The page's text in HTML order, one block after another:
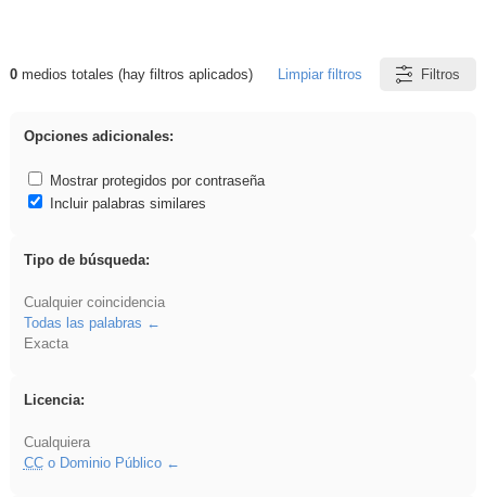
Resultados de: flecha
0medios totales (hay filtros aplicados) Limpiar filtros Filtros
Opciones adicionales:
Mostrar protegidos por contraseña
Incluir palabras similares
Tipo de búsqueda:
Cualquier coincidencia
Todas las palabras
Exacta
Licencia:
Cualquiera
CCo Dominio Público